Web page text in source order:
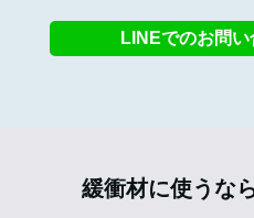
LINEでのお問い
緩衝材に使うな